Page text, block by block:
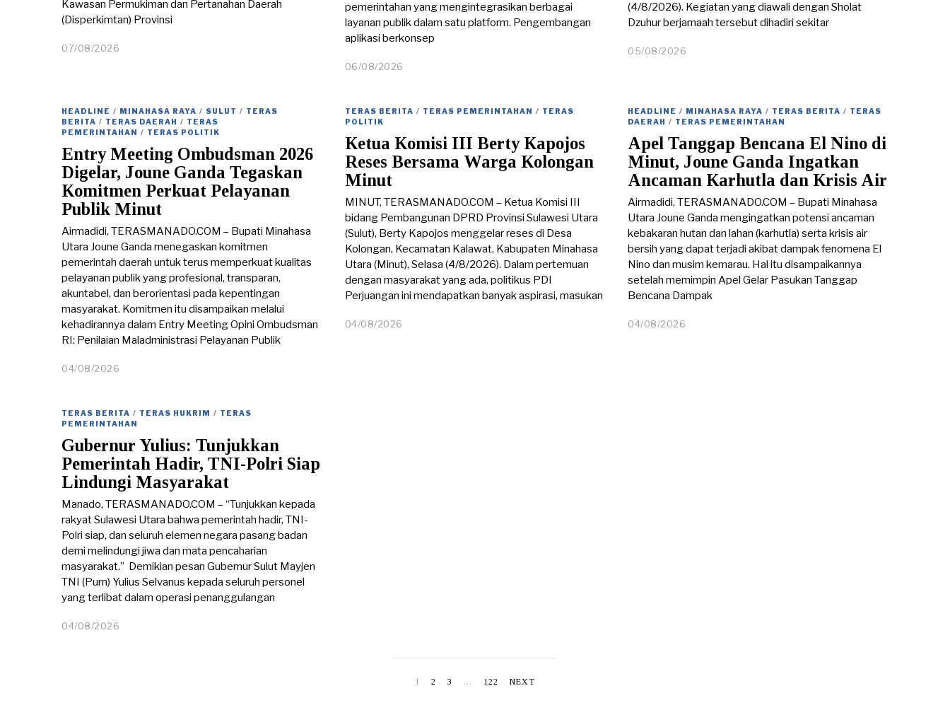
Kawasan Permukiman dan Pertanahan Daerah
(Disperkimtan) Provinsi
07/08/2026
/
2
0
2
6
pemerintahan yang mengintegrasikan berbagai
layanan publik dalam satu platform. Pengembangan
aplikasi berkonsep
06/08/2026
8
2
2
(4/8/2026). Kegiatan yang diawali dengan Sholat
Dzuhur berjamaah tersebut dihadiri sekitar
05/08/2026
/
2
0
2
6
HEADLINE / MINAHASA RAYA / SULUT / TERAS
BERITA / TERAS DAERAH / TERAS
PEMERINTAHAN / TERAS POLITIK
Entry Meeting Ombudsman 2026
Digelar, Joune Ganda Tegaskan
Komitmen Perkuat Pelayanan
Publik Minut
Airmadidi, TERASMANADO.COM – Bupati Minahasa
Utara Joune Ganda menegaskan komitmen
pemerintah daerah untuk terus memperkuat kualitas
pelayanan publik yang profesional, transparan,
akuntabel, dan berorientasi pada kepentingan
masyarakat. Komitmen itu disampaikan melalui
kehadirannya dalam Entry Meeting Opini Ombudsman
RI: Penilaian Maladministrasi Pelayanan Publik
04/08/2026
8
2
2
6
TERAS BERITA / TERAS PEMERINTAHAN / TERAS
POLITIK
Ketua Komisi III Berty Kapojos
Reses Bersama Warga Kolongan
Minut
MINUT, TERASMANADO.COM – Ketua Komisi III
bidang Pembangunan DPRD Provinsi Sulawesi Utara
(Sulut), Berty Kapojos menggelar reses di Desa
Kolongan, Kecamatan Kalawat, Kabupaten Minahasa
Utara (Minut), Selasa (4/8/2026). Dalam pertemuan
dengan masyarakat yang ada, politikus PDI
Perjuangan ini mendapatkan banyak aspirasi, masukan
04/08/2026
HEADLINE / MINAHASA RAYA / TERAS BERITA / TERAS
DAERAH / TERAS PEMERINTAHAN
Apel Tanggap Bencana El Nino di
Minut, Joune Ganda Ingatkan
Ancaman Karhutla dan Krisis Air
Airmadidi, TERASMANADO.COM – Bupati Minahasa
Utara Joune Ganda mengingatkan potensi ancaman
kebakaran hutan dan lahan (karhutla) serta krisis air
bersih yang dapat terjadi akibat dampak fenomena El
Nino dan musim kemarau. Hal itu disampaikannya
setelah memimpin Apel Gelar Pasukan Tanggap
Bencana Dampak
04/08/2026
TERAS BERITA / TERAS HUKRIM / TERAS
PEMERINTAHAN
Gubernur Yulius: Tunjukkan
Pemerintah Hadir, TNI-Polri Siap
Lindungi Masyarakat
Manado, TERASMANADO.COM – “Tunjukkan kepada
rakyat Sulawesi Utara bahwa pemerintah hadir, TNI-
Polri siap, dan seluruh elemen negara pasang badan
demi melindungi jiwa dan mata pencaharian
masyarakat.” Demikian pesan Gubernur Sulut Mayjen
TNI (Purn) Yulius Selvanus kepada seluruh personel
yang terlibat dalam operasi penanggulangan
04/08/2026
1 2 3 … 122 NEXT